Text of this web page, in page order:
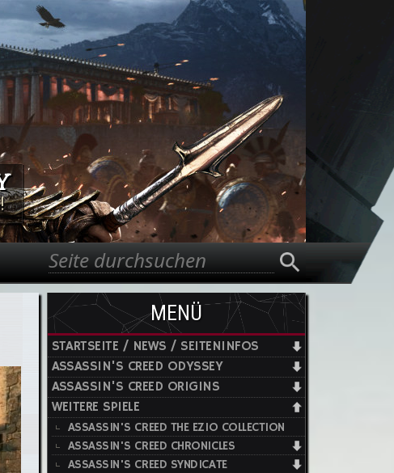
Suchformular
Suche
MENÜ
STARTSEITE / NEWS / SEITENINFOS
ASSASSIN'S CREED ODYSSEY
ASSASSIN'S CREED ORIGINS
WEITERE SPIELE
ASSASSIN'S CREED THE EZIO COLLECTION
ASSASSIN'S CREED CHRONICLES
ASSASSIN'S CREED SYNDICATE